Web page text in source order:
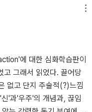
한다. 모든 사람
성공의 원동력은 각자가
는 것이다. '끌어당
리들이 이루
수시로 그것을 들여다
리에 '목표' 하고 크게 써
는 것이다. 성공에
김'에 있는 것이고 이것은
에 대한 심화학습판이
고 그래서 읽었다. 끌어당
없고 단지 주술적(?)느낌
'과'우주'의 개념과, 끊임